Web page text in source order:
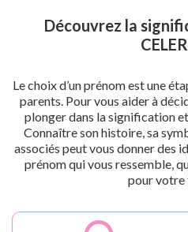
Découvrez la
Le choix d’un prénom est une
parents. Pour vous aider à
plonger dans la signification
Connaître son histoire, sa
associés peut vous donner des
prénom qui vous ressemble,
pour votre